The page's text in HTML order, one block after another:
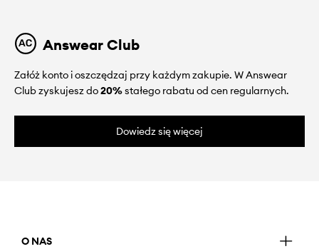
Answear Club
Załóż konto i oszczędzaj przy każdym zakupie. W Answear
Club zyskujesz do20%stałego rabatu od cen regularnych.
Dowiedz się więcej
O NAS